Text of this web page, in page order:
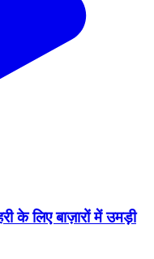
के लिए बाज़ारों में उमड़ी